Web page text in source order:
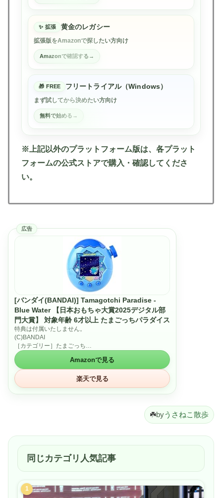
拡張 黄金のレガシー
拡張版をAmazonで探したい方向け
Amazonで確認する
FREE フリートライアル（Windows）
まず試してから決めたい方向け
無料で始める
※上記以外のプラットフォーム版は、各プラット
フォームの公式ストアで購入・確認してくださ
い。
広告
[バンダイ(BANDAI)] Tamagotchi Paradise -
Blue Water 【日本おもちゃ大賞2025デジタル部
門大賞】 対象年齢 6才以上 たまごっちパラダイス
特典は付属いたしません。
(C)BANDAI
［カテゴリー］たまごっち
［使用電池］単4 × 2（別売）
［対象年齢］6才～
Amazonで見る
楽天で見る
☘️byうさねこ散歩
同じカテゴリ人気記事
1